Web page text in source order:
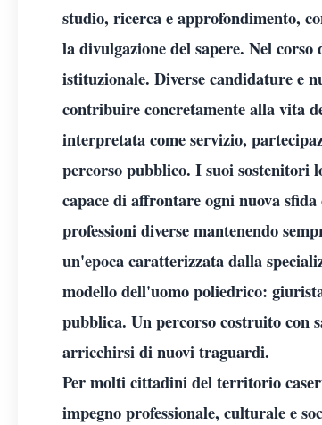
studio, ricerca e approfondimento,
la divulgazione del sapere. Nel
istituzionale. Diverse candidature e
contribuire concretamente alla vita
interpretata come servizio,
percorso pubblico. I suoi sostenitori
capace di affrontare ogni nuova
professioni diverse mantenendo
un'epoca caratterizzata dalla
modello dell'uomo poliedrico:
pubblica. Un percorso costruito con
arricchirsi di nuovi traguardi.
Per molti cittadini del territorio
impegno professionale, culturale e